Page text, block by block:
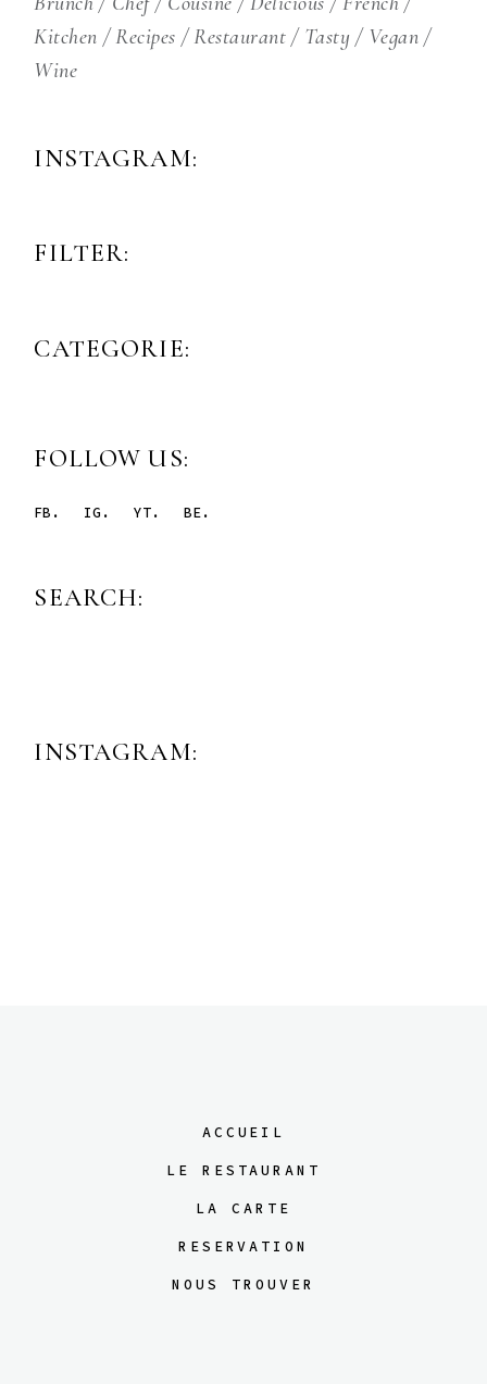
Kitchen
Recipes Restaurant Tasty
Vegan
Wine
INSTAGRAM:
FILTER:
CATEGORIE:
FOLLOW US:
FB. IG. YT. BE.
SEARCH:
INSTAGRAM:
ACCUEIL
LE RESTAURANT
LA CARTE
RESERVATION
NOUS TROUVER